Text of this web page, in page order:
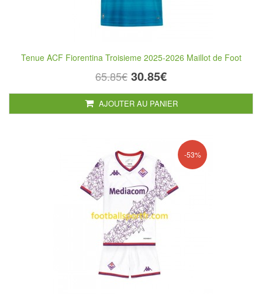
Tenue ACF Fiorentina Troisieme 2025-2026 Maillot de Foot
65.85€ 30.85€
AJOUTER AU PANIER
-53%